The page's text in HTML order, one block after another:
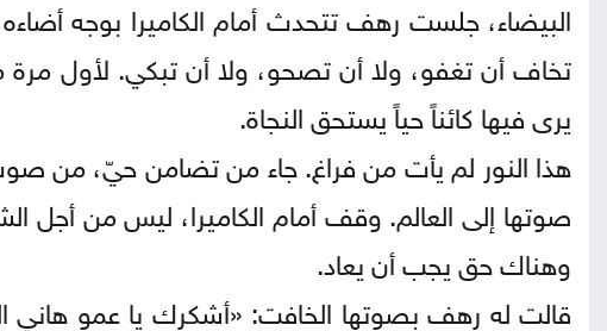
البيضاء، جلست رهف تتحدث أمام الكاميرا بوجه
تخاف أن تغفو، ولا أن تصحو، ولا أن تبكي. لأول
يرى فيها كائناً حياً يستحق النجاة.
هذا النور لم يأت من فراغ. جاء من تضامن حيّ، من
صوتها إلى العالم. وقف أمام الكاميرا، ليس من
وهناك حق يجب أن يعاد.
قالت له رهف بصوتها الخافت: «أشكرك يا عمو هاني